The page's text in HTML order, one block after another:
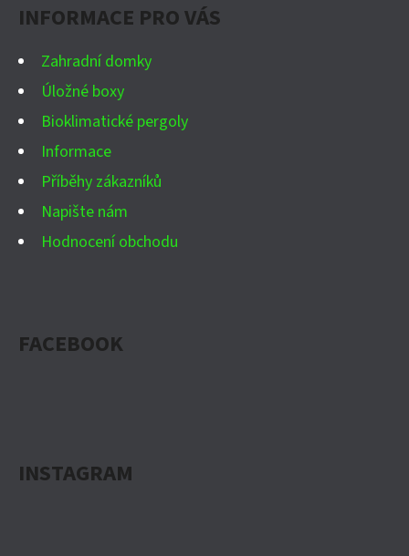
INFORMACE PRO VÁS
Zahradní domky
Úložné boxy
Bioklimatické pergoly
Informace
Příběhy zákazníků
Napište nám
Hodnocení obchodu
FACEBOOK
INSTAGRAM